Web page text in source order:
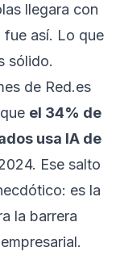
llegara con
así. Lo que
sólido.
de Red.es
el 34% de
usa IA de
Ese salto
es la
la barrera